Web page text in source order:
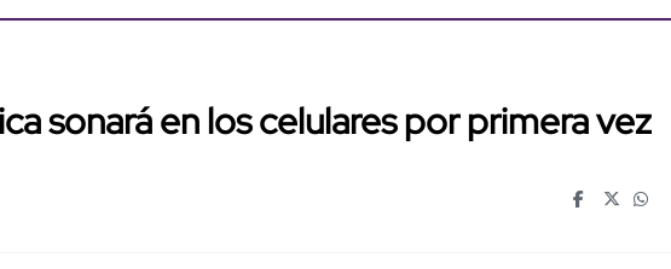
sonará en los celulares por primera vez